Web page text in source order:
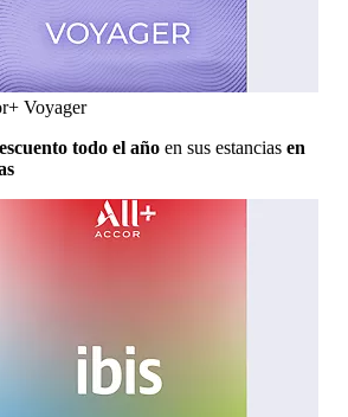
Voyager
todo el año en sus estancias en